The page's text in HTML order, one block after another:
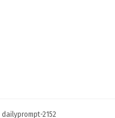
dailyprompt-2152